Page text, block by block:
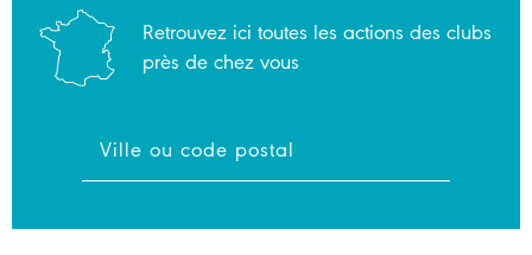
Retrouvez ici toutes les actions des clubs
près de chez vous